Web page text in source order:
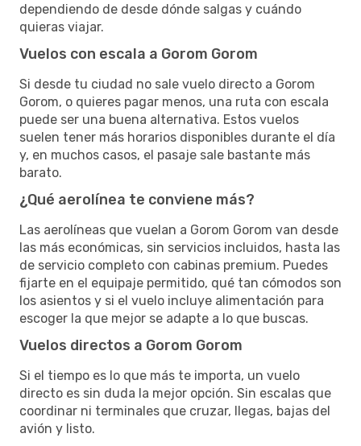
dependiendo de desde dónde salgas y cuándo
quieras viajar.
Vuelos con escala a Gorom Gorom
Si desde tu ciudad no sale vuelo directo a Gorom
Gorom, o quieres pagar menos, una ruta con escala
puede ser una buena alternativa. Estos vuelos
suelen tener más horarios disponibles durante el día
y, en muchos casos, el pasaje sale bastante más
barato.
¿Qué aerolínea te conviene más?
Las aerolíneas que vuelan a Gorom Gorom van desde
las más económicas, sin servicios incluidos, hasta las
de servicio completo con cabinas premium. Puedes
fijarte en el equipaje permitido, qué tan cómodos son
los asientos y si el vuelo incluye alimentación para
escoger la que mejor se adapte a lo que buscas.
Vuelos directos a Gorom Gorom
Si el tiempo es lo que más te importa, un vuelo
directo es sin duda la mejor opción. Sin escalas que
coordinar ni terminales que cruzar, llegas, bajas del
avión y listo.